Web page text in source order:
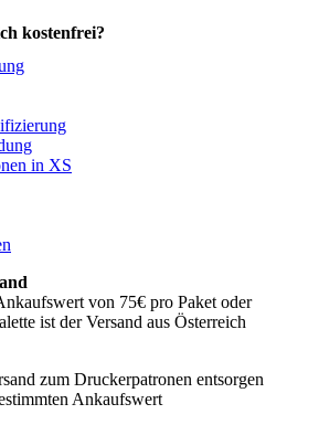
kostenfrei?
Österreich (per Paketmarke oder Abholung) ist
75,00€ pro Paket bzw. 500,00€ pro Palette
belaufen sich die Rücksendekosten auf 10,71€
Palette (inkl. MwSt.). Diese werden vom
Falls Sie die o. g. Werte nicht
den Versand auf eigene Kosten! Unter
beginnen.
und Patronen verpacken?
Daher ist es wichtig, dass Sie für
sorgen. Die Verpackung muss den Inhalt
denen sie normalerweise während des
durch Druck, Stoß, Fall oder Vibration) sicher
Sie unter Richtig packen.
in XS
von 75€ pro Paket oder
ist der Versand aus Österreich